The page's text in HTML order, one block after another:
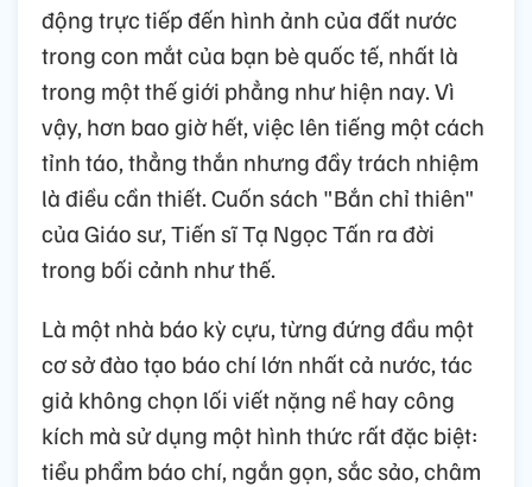
động trực tiếp đến hình ảnh của đất nước
trong con mắt của bạn bè quốc tế, nhất là
trong một thế giới phẳng như hiện nay. Vì
vậy, hơn bao giờ hết, việc lên tiếng một cách
tỉnh táo, thẳng thắn nhưng đầy trách nhiệm
là điều cần thiết. Cuốn sách "Bắn chỉ thiên"
của Giáo sư, Tiến sĩ Tạ Ngọc Tấn ra đời
trong bối cảnh như thế.
Là một nhà báo kỳ cựu, từng đứng đầu một
cơ sở đào tạo báo chí lớn nhất cả nước, tác
giả không chọn lối viết nặng nề hay công
kích mà sử dụng một hình thức rất đặc biệt:
tiểu phẩm báo chí, ngắn gọn, sắc sảo, châm